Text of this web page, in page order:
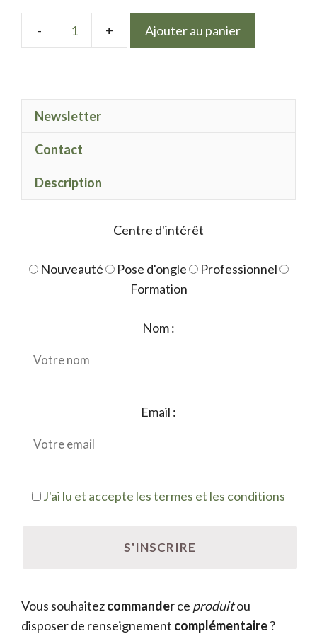
quantité
Cat
Ajouter au panier
Newsletter
Contact
Description
Centre d'intérêt
Nouveauté Pose d'ongle
Professionnel
Formation
Nom :
Email :
J'ai lu et accepte les termes et les conditions
Vous souhaitezcommanderce produitou
disposer de renseignement complémentaire?